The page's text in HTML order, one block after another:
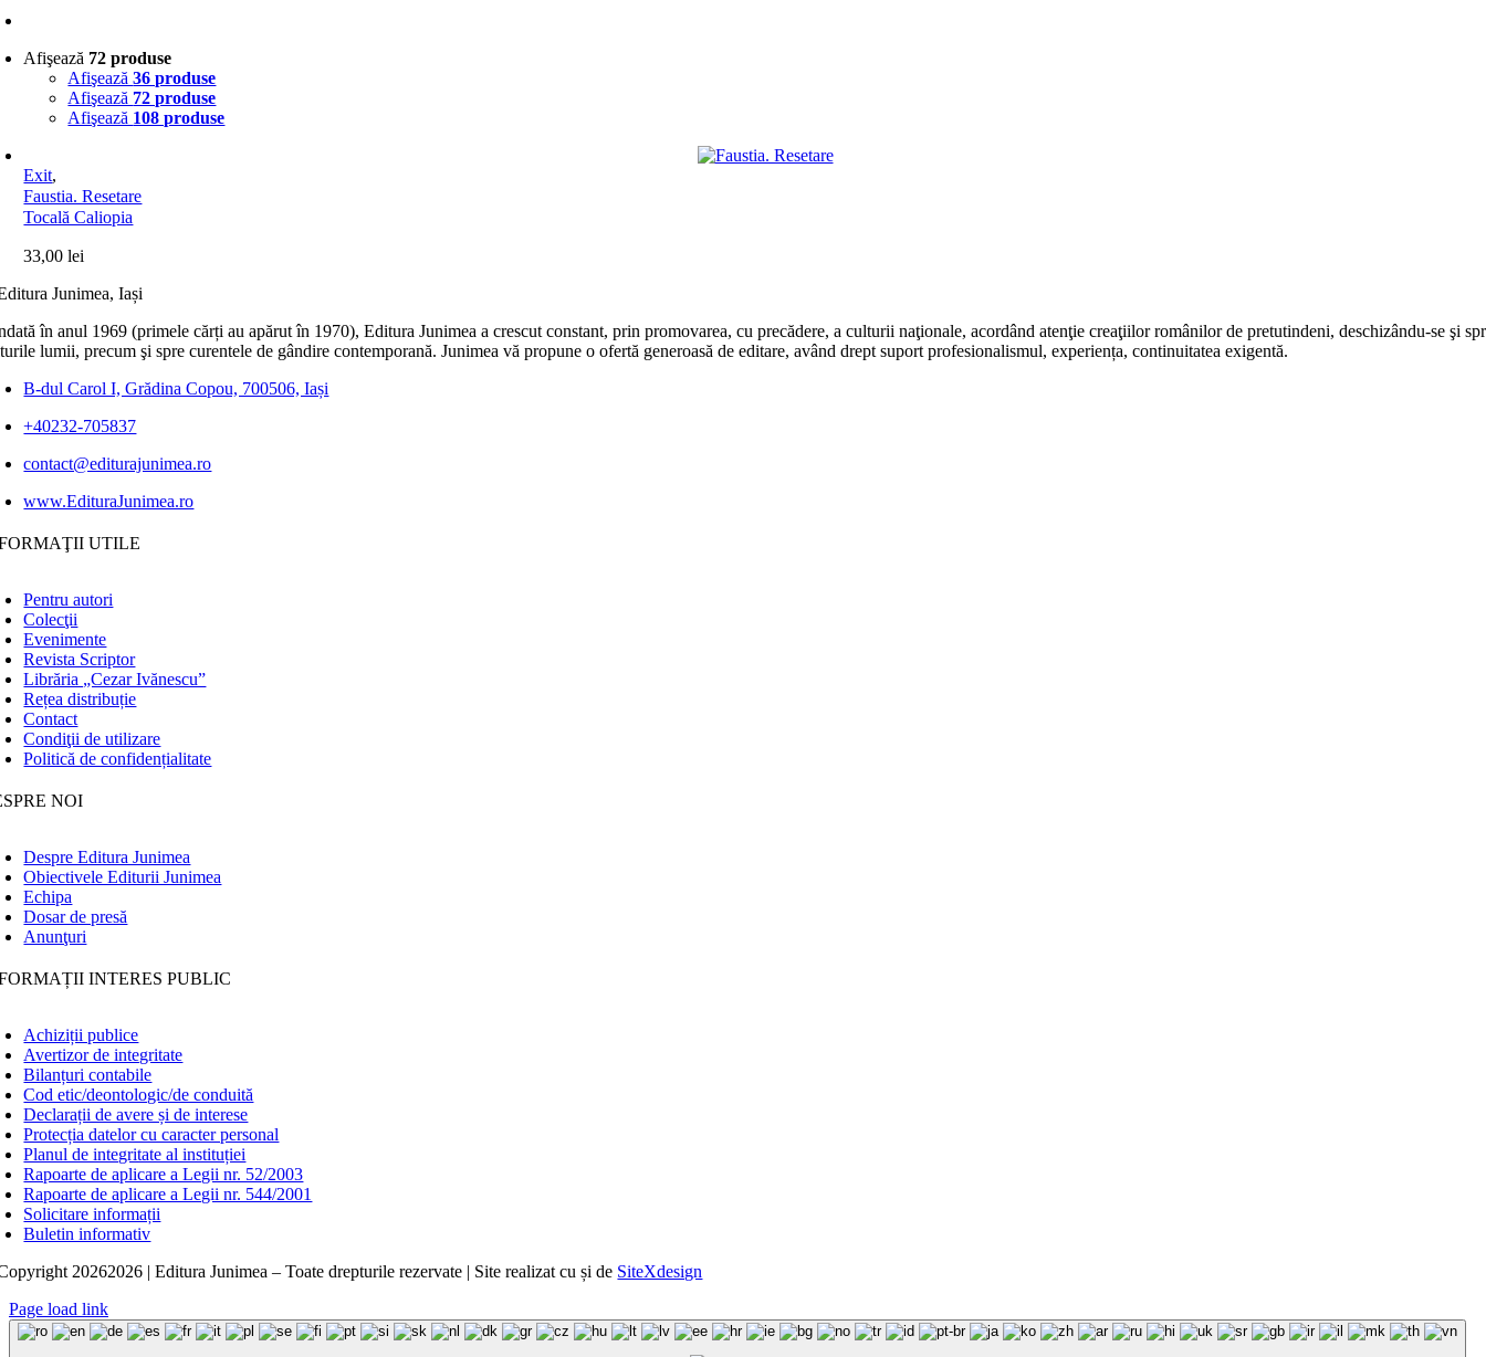
Afişează 72 produse
Afişează36 produse
Afişează 72 produse
Afişează 108 produse
Exit,
Faustia. Resetare
Tocală Caliopia
33,00lei
în anul 1969 (primele cărți au apărut în 1970), Editura Junimea a crescut constant, prin promovarea, cu precădere, a culturii naţionale, acordând atenţie creaţiilor românilor de pretutindeni, deschizându-se şi
lumii, precum şi spre curentele de gândire contemporană. Junimea vă propune o ofertă generoasă de editare, având drept suport profesionalismul, experiența, continuitatea exigentă.
B-dul Carol I, Grădina Copou, 700506, Iași
+40232-705837
contact@editurajunimea.ro
www.EdituraJunimea.ro
UTILE
Pentru autori
Colecţii
Evenimente
Revista Scriptor
Librăria „Cezar Ivănescu”
Rețea distribuție
Contact
Condiţii de utilizare
Politică de confidențialitate
NOI
Despre Editura Junimea
Obiectivele Editurii Junimea
Echipa
Dosar de presă
Anunţuri
INTERES PUBLIC
Achiziții publice
Avertizor de integritate
Bilanțuri contabile
Cod etic/deontologic/de conduită
Declarații de avere și de interese
Protecția datelor cu caracter personal
Planul de integritate al instituției
Rapoarte de aplicare a Legii nr. 52/2003
Rapoarte de aplicare a Legii nr. 544/2001
Solicitare informații
Buletin informativ
20262026 | Editura Junimea – Toate drepturile rezervate | Site realizat cușide SiteXdesign
Page load link